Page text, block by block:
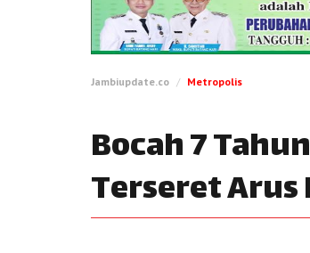
Jambiupdate.co Metropolis
Bocah 7
Terseret